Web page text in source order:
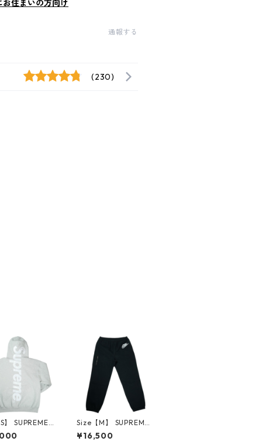
お住まいの方向け
通報する
(230)
】 SUPREME
ーム 25FW S
Hoode
Size【M】 SUPREME
シュプリーム ×NIKE 2
1SS Cargo Sweatpant
¥16,500